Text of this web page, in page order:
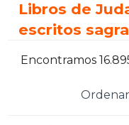
Libros de
escritos
Encontramos